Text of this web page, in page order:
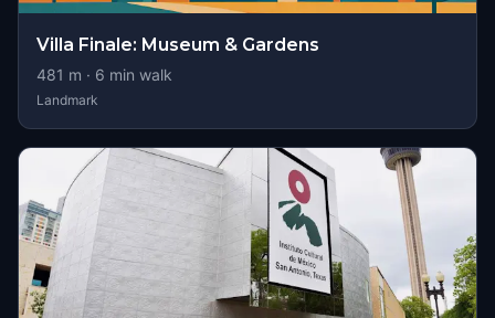
Villa Finale: Museum & Gardens
481 m · 6 min walk
Landmark